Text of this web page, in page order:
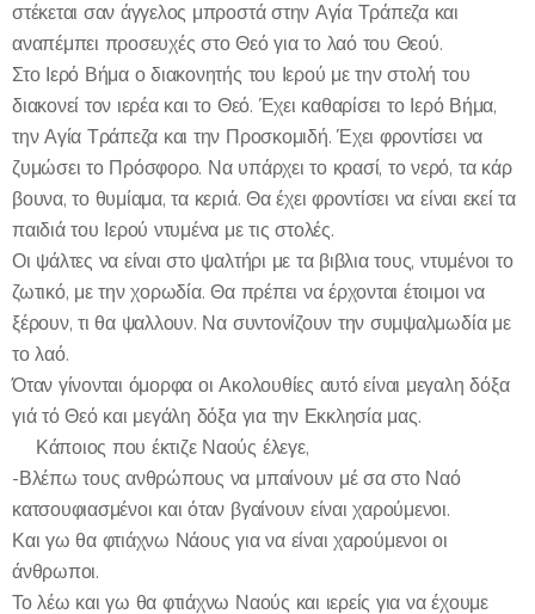
στέκεται σαν άγγελος μπροστά στην Αγία Τράπεζα και
αναπέμπει προσευχές στο Θεό για το λαό του Θεού.
Στο Ιερό Βήμα ο διακονητής του Ιερού με την στολή του
διακονεί τον ιερέα και το Θεό. Έχει καθαρίσει το Ιερό Βήμα,
την Αγία Τράπεζα και την Προσκομιδή. Έχει φροντίσει να
ζυμώσει το Πρόσφορο. Να υπάρχει το κρασί, το νερό, τα κάρ
βουνα, το θυμίαμα, τα κεριά. Θα έχει φροντίσει να είναι εκεί τα
παιδιά του Ιερού ντυμένα με τις στολές.
Οι ψάλτες να είναι στο ψαλτήρι με τα βιβλια τους, ντυμένοι το
ζωτικό, με την χορωδία. Θα πρέπει να έρχονται έτοιμοι να
ξέρουν, τι θα ψαλλουν. Να συντονίζουν την συμψαλμωδία με
το λαό.
Όταν γίνονται όμορφα οι Ακολουθίες αυτό είναι μεγαλη δόξα
γιά τό Θεό και μεγάλη δόξα για την Εκκλησία μας.
✍️Κάποιος που έκτιζε Ναούς έλεγε,
-Βλέπω τους ανθρώπους να μπαίνουν μέ σα στο Ναό
κατσουφιασμένοι και όταν βγαίνουν είναι χαρούμενοι.
Και γω θα φτιάχνω Νάους για να είναι χαρούμενοι οι
άνθρωποι.
Το λέω και γω θα φτιάχνω Ναούς και ιερείς για να έχουμε